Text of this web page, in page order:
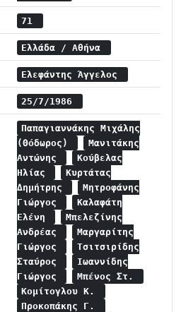
71
Ελλάδα / Αθήνα
Ελεφάντης Άγγελος
25/7/1986
Παπαγιαννάκης Μιχάλης
(Θόδωρος)
Μανιτάκης
Αντώνης
Κούβελας
Ηλίας
Κυρτάτας
Δημήτρης
Μητροφάνης
Γιώργος
Καλαφάτη
Ελένη
Μπελεζίνης
Ανδρέας
Μαργαρίτης
Γιώργος
Τσιτσιρίδης
Σταύρος
Ιωαννίδης
Γιώργος
Μπένος Στ.
Κομίτογλου Κ.
Προκοπάκης Γ.